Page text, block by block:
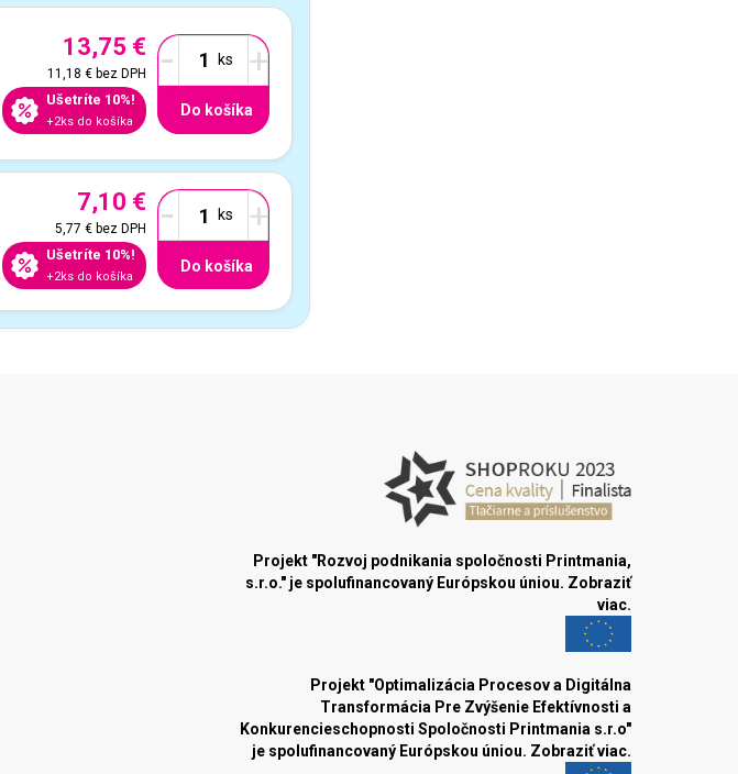
13,75 €
11,18 €bez DPH
Ušetríte 10%!
+2ks do košíka
- +
Do košíka
7,10 €
5,77 €bez DPH
Ušetríte 10%!
+2ks do košíka
- +
Do košíka
Projekt "Rozvoj podnikania spoločnosti Printmania,
s.r.o." je spolufinancovaný Európskou úniou. Zobraziť
viac.
Projekt "Optimalizácia Procesov a Digitálna
Transformácia Pre Zvýšenie Efektívnosti a
Konkurencieschopnosti Spoločnosti Printmania s.r.o"
je spolufinancovaný Európskou úniou. Zobraziť viac.